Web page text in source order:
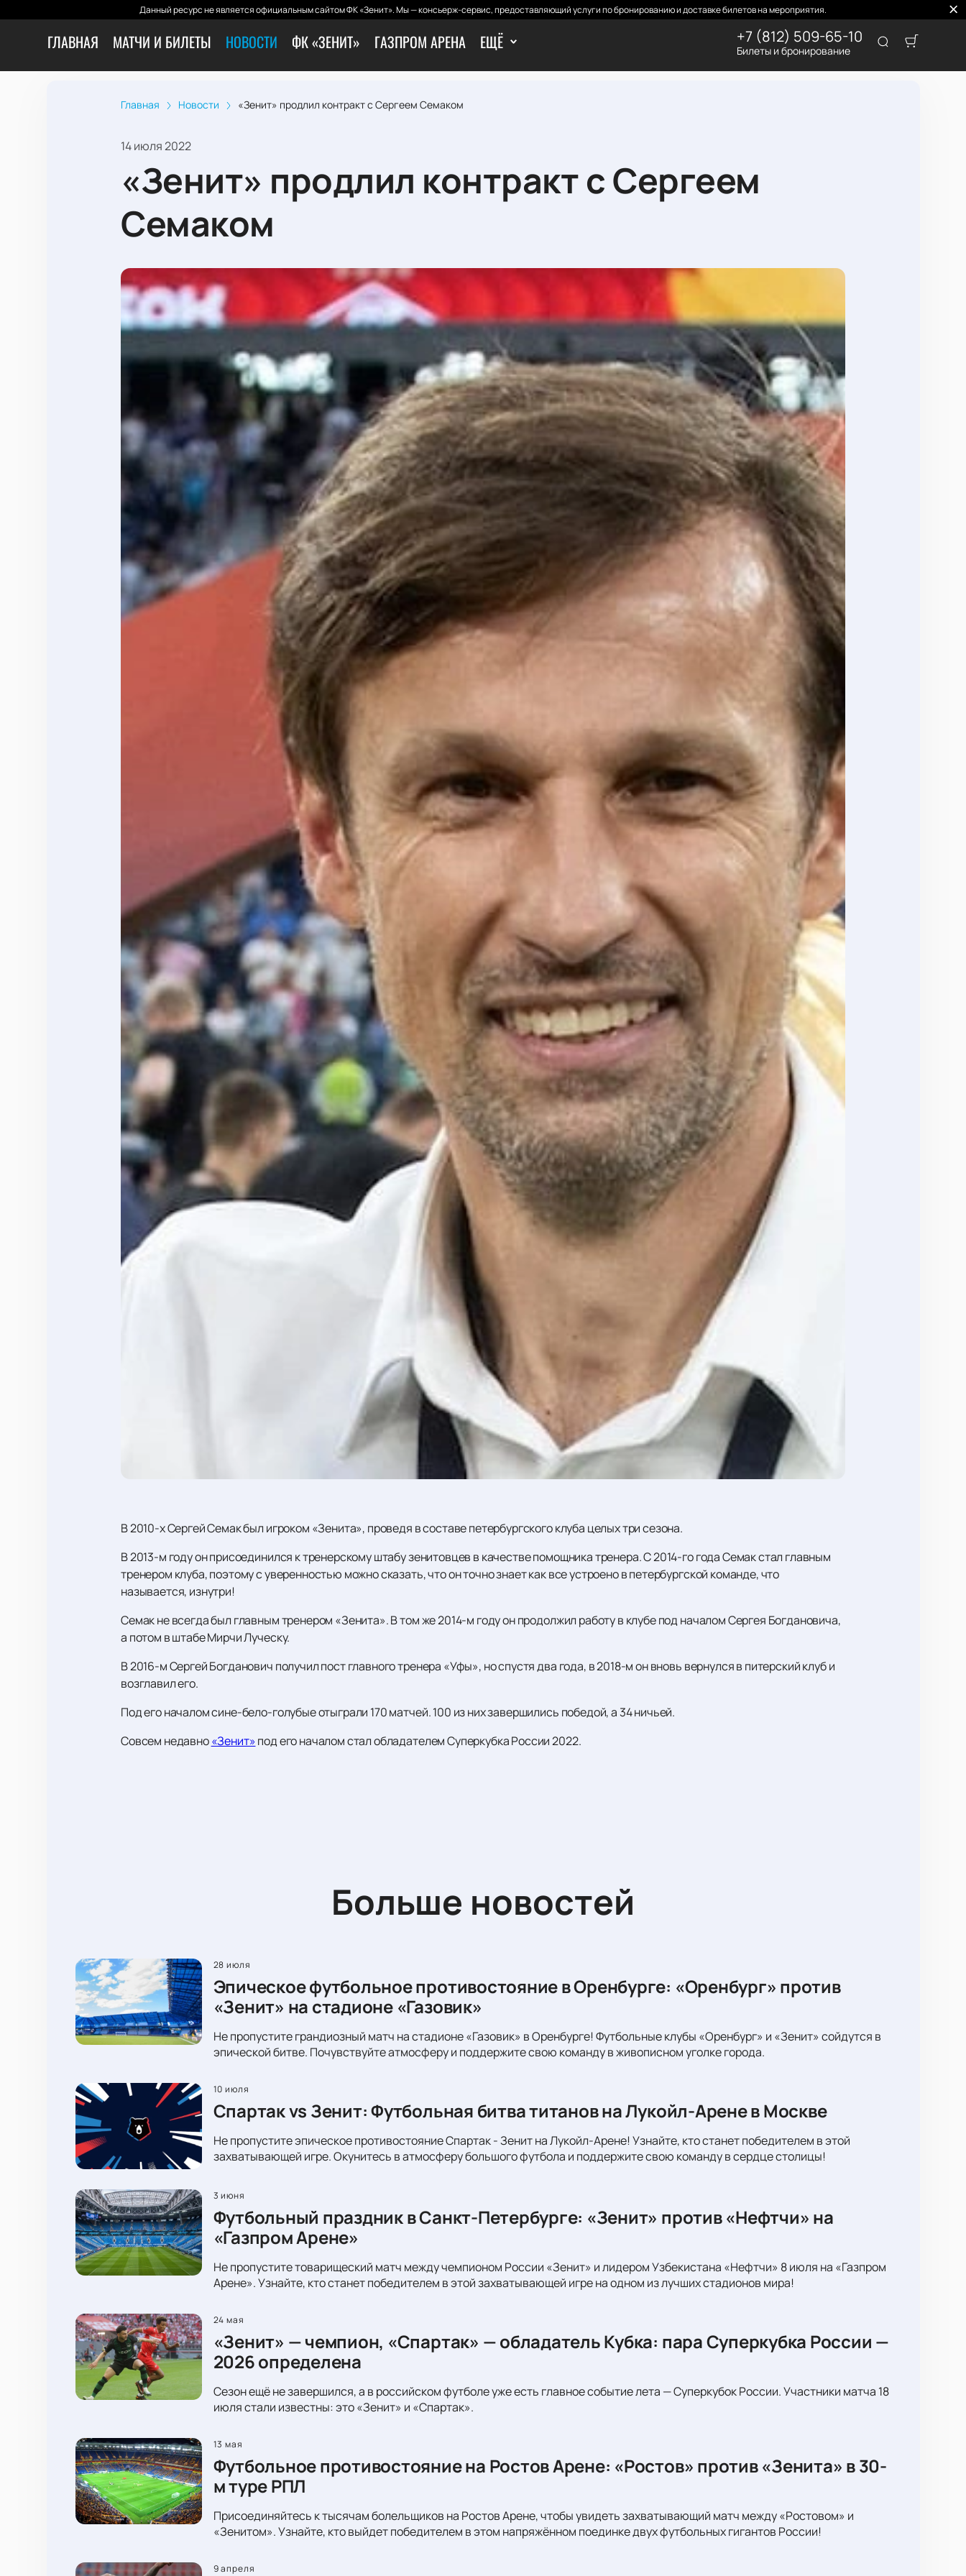
Данный ресурс не является официальным сайтом ФК «Зенит». Мы — консьерж-сервис, предоставляющий услуги по бронированию и доставке билетов на мероприятия.
ГЛАВНАЯ МАТЧИ И БИЛЕТЫ НОВОСТИ ФК «ЗЕНИТ» ГАЗПРОМ АРЕНА ЕЩЁ +7 (812) 509-65-10
Билеты и бронирование
Главная Новости «Зенит» продлил контракт с Сергеем Семаком
14 июля 2022
«Зенит» продлил контракт с Сергеем
Семаком
В 2010-х Сергей Семак был игроком «Зенита», проведя в составе петербургского клуба целых три сезона.
В 2013-м году он присоединился к тренерскому штабу зенитовцев в качестве помощника тренера. С 2014-го года Семак стал главным
тренером клуба, поэтому с уверенностью можно сказать, что он точно знает как все устроено в петербургской команде, что
называется, изнутри!
Семак не всегда был главным тренером «Зенита». В том же 2014-м году он продолжил работу в клубе под началом Сергея Богдановича,
а потом в штабе Мирчи Луческу.
В 2016-м Сергей Богданович получил пост главного тренера «Уфы», но спустя два года, в 2018-м он вновь вернулся в питерский клуб и
возглавил его.
Под его началом сине-бело-голубые отыграли 170 матчей. 100 из них завершились победой, а 34 ничьей.
Совсем недавно«Зенит»под его началом стал обладателем Суперкубка России 2022.
Больше новостей
28 июля
Эпическое футбольное противостояние в Оренбурге: «Оренбург» против
«Зенит» на стадионе «Газовик»
Не пропустите грандиозный матч на стадионе «Газовик» в Оренбурге! Футбольные клубы «Оренбург» и «Зенит» сойдутся в
эпической битве. Почувствуйте атмосферу и поддержите свою команду в живописном уголке города.
10 июля
Спартак vs Зенит: Футбольная битва титанов на Лукойл-Арене в Москве
Не пропустите эпическое противостояние Спартак - Зенит на Лукойл-Арене! Узнайте, кто станет победителем в этой
захватывающей игре. Окунитесь в атмосферу большого футбола и поддержите свою команду в сердце столицы!
3 июня
Футбольный праздник в Санкт-Петербурге: «Зенит» против «Нефтчи» на
«Газпром Арене»
Не пропустите товарищеский матч между чемпионом России «Зенит» и лидером Узбекистана «Нефтчи» 8 июля на «Газпром
Арене». Узнайте, кто станет победителем в этой захватывающей игре на одном из лучших стадионов мира!
24 мая
«Зенит» — чемпион, «Спартак» — обладатель Кубка: пара Суперкубка России —
2026 определена
Сезон ещё не завершился, а в российском футболе уже есть главное событие лета — Суперкубок России. Участники матча 18
июля стали известны: это «Зенит» и «Спартак».
13 мая
Футбольное противостояние на Ростов Арене: «Ростов» против «Зенита» в 30-
м туре РПЛ
Присоединяйтесь к тысячам болельщиков на Ростов Арене, чтобы увидеть захватывающий матч между «Ростовом» и
«Зенитом». Узнайте, кто выйдет победителем в этом напряжённом поединке двух футбольных гигантов России!
9 апреля